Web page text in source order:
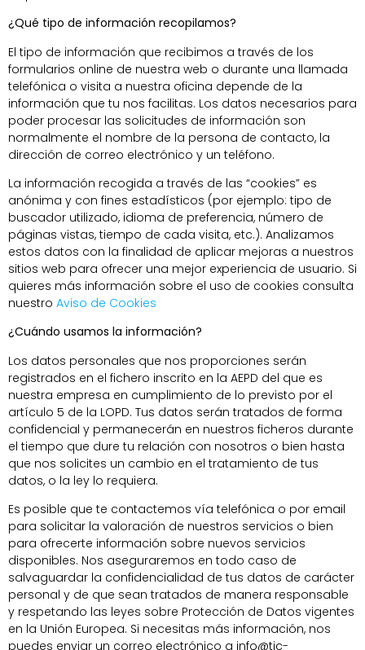
¿Qué tipo de información recopilamos?
El tipo de información que recibimos a través de los
formularios online de nuestra web o durante una llamada
telefónica o visita a nuestra oficina depende de la
información que tu nos facilitas. Los datos necesarios para
poder procesar las solicitudes de información son
normalmente el nombre de la persona de contacto, la
dirección de correo electrónico y un teléfono.
La información recogida a través de las “cookies” es
anónima y con fines estadísticos (por ejemplo: tipo de
buscador utilizado, idioma de preferencia, número de
páginas vistas, tiempo de cada visita, etc.). Analizamos
estos datos con la finalidad de aplicar mejoras a nuestros
sitios web para ofrecer una mejor experiencia de usuario. Si
quieres más información sobre el uso de cookies consulta
nuestro Aviso de Cookies
¿Cuándo usamos la información?
Los datos personales que nos proporciones serán
registrados en el fichero inscrito en la AEPD del que es
nuestra empresa en cumplimiento de lo previsto por el
artículo 5 de la LOPD. Tus datos serán tratados de forma
confidencial y permanecerán en nuestros ficheros durante
el tiempo que dure tu relación con nosotros o bien hasta
que nos solicites un cambio en el tratamiento de tus
datos, o la ley lo requiera.
Es posible que te contactemos vía telefónica o por email
para solicitar la valoración de nuestros servicios o bien
para ofrecerte información sobre nuevos servicios
disponibles. Nos aseguraremos en todo caso de
salvaguardar la confidencialidad de tus datos de carácter
personal y de que sean tratados de manera responsable
y respetando las leyes sobre Protección de Datos vigentes
en la Unión Europea. Si necesitas más información, nos
puedes enviar un correo electrónico a info@tic-